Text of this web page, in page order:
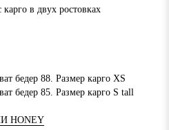
в двух ростовках
бедер 88. Размер карго XS
бедер 85. Размер карго S tall
HONEY